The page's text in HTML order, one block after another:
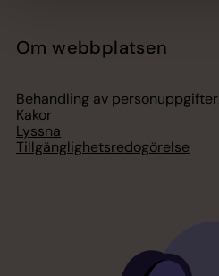
Om webbplatsen
Behandling av personuppgifter
Kakor
Lyssna
Tillgänglighetsredogörelse